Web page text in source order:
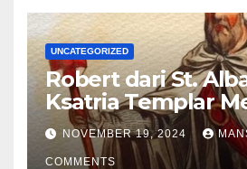
UNCATEGORIZED
Robert dari St.
Ksatria Templar
Komandan
Shalahuddin
NOVEMBER 19, 2024
COMMENTS